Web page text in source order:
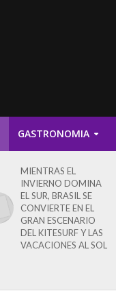
GASTRONOMIA
MIENTRAS EL
INVIERNO DOMINA
EL SUR, BRASIL SE
CONVIERTE EN EL
GRAN ESCENARIO
DEL KITESURF Y LAS
VACACIONES AL SOL